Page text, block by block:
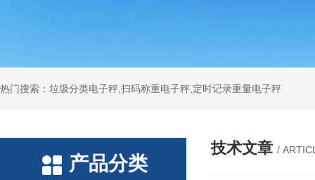
热门搜索：垃圾分类电子秤,扫码称重电子秤,定时记录重量电子秤
产品分类
技术文章 /